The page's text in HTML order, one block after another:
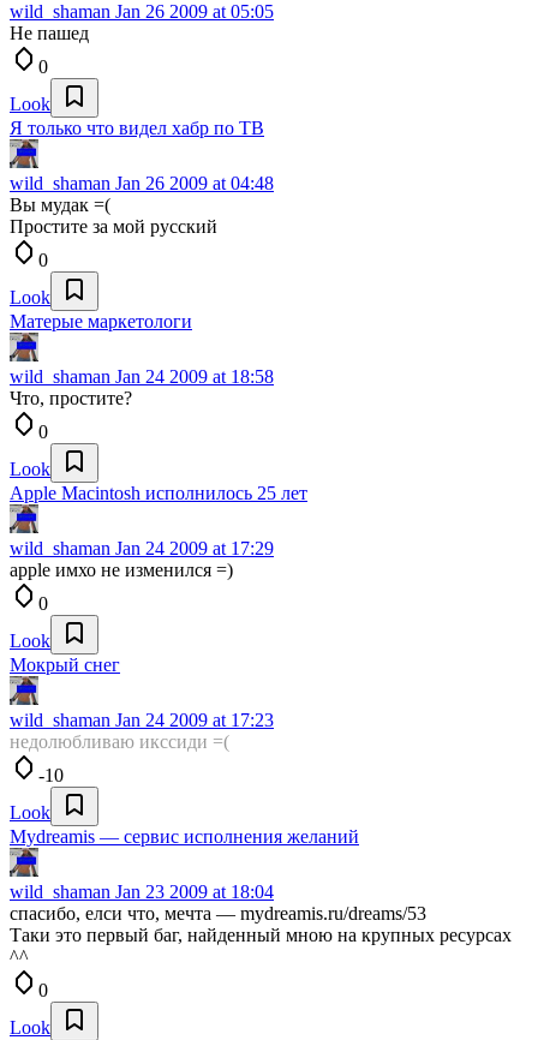
wild_shaman Jan 26 2009 at 05:05
Не пашед
0
Look
Я только что видел хабр по ТВ
wild_shaman Jan 26 2009 at 04:48
Вы мудак =(
Простите за мой русский
0
Look
Матерые маркетологи
wild_shaman Jan 24 2009 at 18:58
Что, простите?
0
Look
Apple Macintosh исполнилось 25 лет
wild_shaman Jan 24 2009 at 17:29
apple имхо не изменился =)
0
Look
Мокрый снег
wild_shaman Jan 24 2009 at 17:23
недолюбливаю икссиди =(
-10
Look
Mydreamis — сервис исполнения желаний
wild_shaman Jan 23 2009 at 18:04
спасибо, елси что, мечта — mydreamis.ru/dreams/53
Таки это первый баг, найденный мною на крупных ресурсах
^^
0
Look